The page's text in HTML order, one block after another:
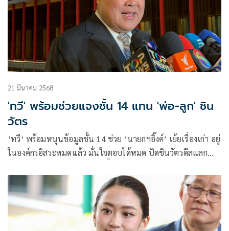
21 มีนาคม 2568
'ทวี' พร้อมช่วยแจงชั้น 14 แทน 'พ่อ-ลูก' ชิน
วัตร
‘ทวี’ พร้อมหนุนข้อมูลชั้น 14 ช่วย ‘นายกฯอิ๊งค์’ เย้ยเรื่องเก่า อยู่
ในองค์กรอิสระหมดแล้ว มั่นใจตอบได้หมด ปัดชินวัตรดีลแลก